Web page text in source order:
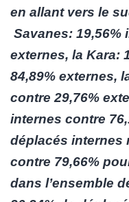
en allant vers le
Savanes: 19,56%
externes, la Kara:
84,89% externes,
contre 29,76%
internes contre
déplacés internes
contre 79,66%
dans l’ensemble